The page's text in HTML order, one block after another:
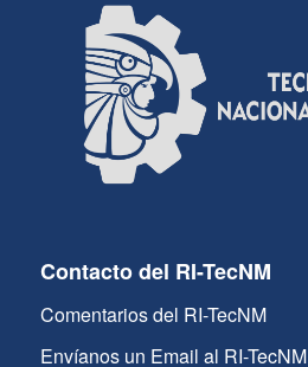
Contacto del RI-TecNM
Comentarios del RI-TecNM
Envíanos un Email al RI-TecNM